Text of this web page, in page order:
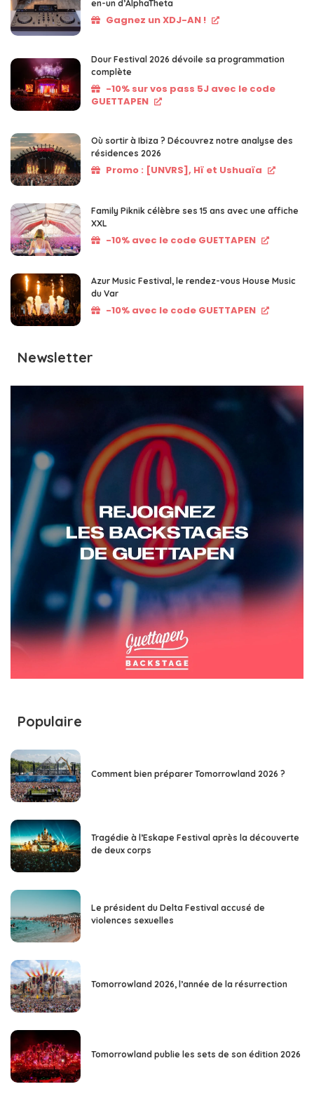
en-un d’AlphaTheta
Gagnez un XDJ-AN !
Dour Festival 2026 dévoile sa programmation
complète
-10% sur vos pass 5J avec le code
GUETTAPEN
Où sortir à Ibiza ? Découvrez notre analyse des
résidences 2026
Promo : [UNVRS], Hï et Ushuaïa
Family Piknik célèbre ses 15 ans avec une affiche
XXL
-10% avec le code GUETTAPEN
Azur Music Festival, le rendez-vous House Music
du Var
-10% avec le code GUETTAPEN
Newsletter
Populaire
Comment bien préparer Tomorrowland 2026 ?
Tragédie à l’Eskape Festival après la découverte
de deux corps
Le président du Delta Festival accusé de
violences sexuelles
Tomorrowland 2026, l’année de la résurrection
Tomorrowland publie les sets de son édition 2026